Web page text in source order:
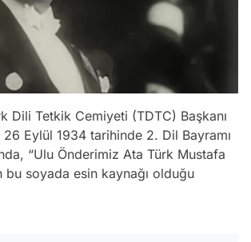
Dili Tetkik Cemiyeti (TDTC) Başkanı
26 Eylül 1934 tarihinde 2. Dil Bayramı
“Ulu Önderimiz Ata Türk Mustafa
bu soyada esin kaynağı olduğu